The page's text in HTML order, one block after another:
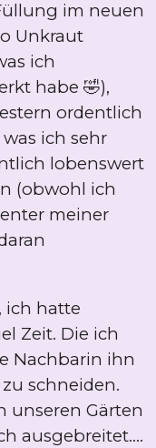
im neuen
Unkraut
ich
habe 🤣),
ordentlich
ich sehr
lobenswert
(obwohl ich
meiner
ich hatte
Zeit. Die ich
Nachbarin ihn
schneiden.
unseren Gärten
ausgebreitet....